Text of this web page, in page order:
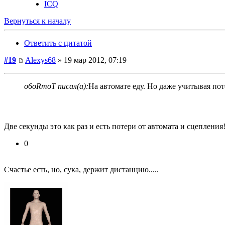
ICQ
Вернуться к началу
Ответить с цитатой
#19
Alexys68 » 19 мар 2012, 07:19
o6oRmoT писал(а):На автомате еду. Но даже учитывая
Две секунды это как раз и есть потери от автомата и
0
Счастье есть, но, сука, держит дистанцию.....